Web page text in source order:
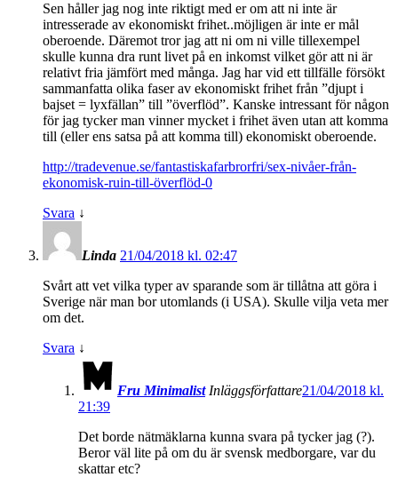
Sen håller jag nog inte riktigt med er om att ni inte är
intresserade av ekonomiskt frihet..möjligen är inte er mål
oberoende. Däremot tror jag att ni om ni ville tillexempel
skulle kunna dra runt livet på en inkomst vilket gör att ni är
relativt fria jämfört med många. Jag har vid ett tillfälle försökt
sammanfatta olika faser av ekonomiskt frihet från ”djupt i
bajset = lyxfällan” till ”överflöd”. Kanske intressant för någon
för jag tycker man vinner mycket i frihet även utan att komma
till (eller ens satsa på att komma till) ekonomiskt oberoende.
http://tradevenue.se/fantastiskafarbrorfri/sex-nivåer-från-
ekonomisk-ruin-till-överflöd-0
Svara ↓
Linda 21/04/2018 kl. 02:47
Svårt att vet vilka typer av sparande som är tillåtna att göra i
Sverige när man bor utomlands (i USA). Skulle vilja veta mer
om det.
Svara ↓
Fru Minimalist Inläggsförfattare21/04/2018 kl.
21:39
Det borde nätmäklarna kunna svara på tycker jag (?).
Beror väl lite på om du är svensk medborgare, var du
skattar etc?